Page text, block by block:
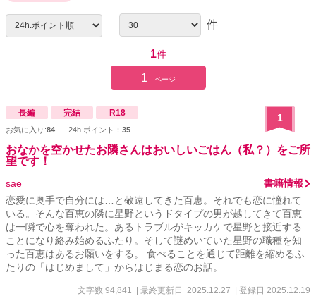
件
1件
1 ページ
長編 完結 R18
お気に入り:84 24h.ポイント： 35
1
おなかを空かせたお隣さんはおいしいごはん（私？）をご所
望です！
sae
書籍情報
恋愛に奥手で自分には…と敬遠してきた百恵。それでも恋に憧れて
いる。そんな百恵の隣に星野というドタイプの男が越してきて百恵
は一瞬で心を奪われた。あるトラブルがキッカケで星野と接近する
ことになり絡み始めるふたり。そして謎めいていた星野の職種を知
った百恵はあるお願いをする。 食べることを通じて距離を縮めるふ
たりの「はじめまして」からはじまる恋のお話。
文字数 94,841 | 最終更新日 2025.12.27 | 登録日 2025.12.19